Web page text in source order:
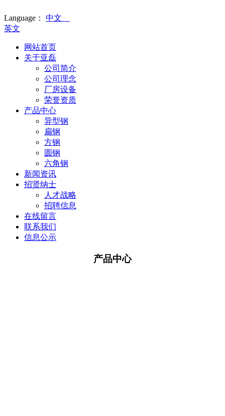
Language： 中文
英文
网站首页
关于亚磊
公司简介
公司理念
厂房设备
荣誉资质
产品中心
异型钢
扁钢
方钢
圆钢
六角钢
新闻资讯
招贤纳士
人才战略
招聘信息
在线留言
联系我们
信息公示
产品中心